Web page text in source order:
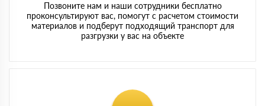
Позвоните нам и наши сотрудники бесплатно
проконсультируют вас, помогут с расчетом стоимости
материалов и подберут подходящий транспорт для
разгрузки у вас на объекте